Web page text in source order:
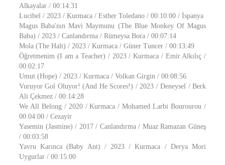
Alkayalar / 00:14:31
Lucibel / 2023 / Kurmaca / Esther Toledano / 00:10:00 / İspanya
Magus Baba'nın Mavi Maymunu (The Blue Monkey Of Magus
Baba) / 2023 / Canlandırma / Rümeysa Bora / 00:07:14
Mola (The Halt) / 2023 / Kurmaca / Güner Tuncer / 00:13:49
Öğretmenim (I am a Teacher) / 2023 / Kurmaca / Emir Alkılıç /
00:02:17
Umut (Hope) / 2023 / Kurmaca / Volkan Girgin / 00:08:56
Vuruyor Gol Oluyor! (And He Scores!) / 2023 / Deneysel / Berk
Ali Çekmez / 00:14:28
We All Belong / 2020 / Kurmaca / Mohamed Larbi Bourourou /
00:04:00 / Cezayir
Yasemin (Jasmine) / 2017 / Canlandırma / Muaz Ramazan Güneş
/ 00:03:58
Yavru Karınca (Baby Ant) / 2023 / Kurmaca / Derya Mori
Uygurlar / 00:15:00